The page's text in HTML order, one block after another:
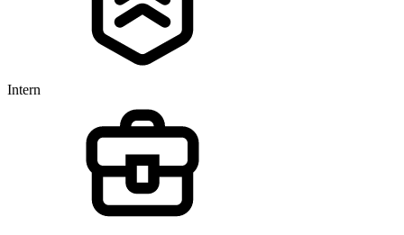
Intern